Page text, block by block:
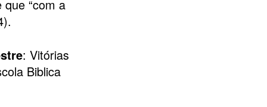
“com a
: Vitórias
Biblica